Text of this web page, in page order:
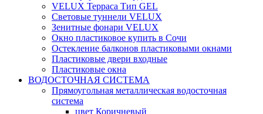
VELUX Терраса Тип GEL
Световые туннели VELUX
Зенитные фонари VELUX
Окно пластиковое купить в Сочи
Остекление балконов пластиковыми окнами
Пластиковые двери входные
Пластиковые окна
ВОДОСТОЧНАЯ СИСТЕМА
Прямоугольная металлическая водосточная
система
цвет Коричневый